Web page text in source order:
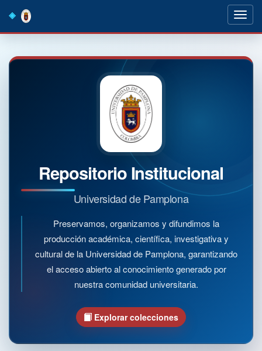
navigation
Repositorio Institucional
Universidad de Pamplona
Preservamos, organizamos y difundimos la
producción académica, científica, investigativa y
cultural de la Universidad de Pamplona, garantizando
el acceso abierto al conocimiento generado por
nuestra comunidad universitaria.
Explorar colecciones